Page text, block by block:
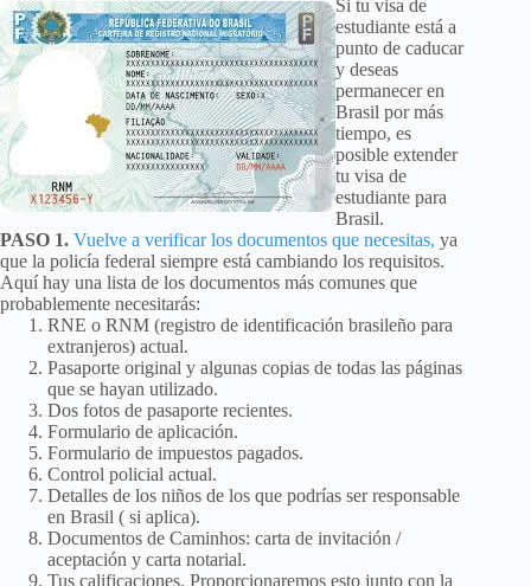
Si tu visa de
estudiante está a
punto de caducar
y deseas
permanecer en
Brasil por más
tiempo, es
posible extender
tu visa de
estudiante para
Brasil.
PASO 1. Vuelve a verificar los documentos que necesitas, ya
que la policía federal siempre está cambiando los requisitos.
Aquí hay una lista de los documentos más comunes que
probablemente necesitarás:
RNE o RNM (registro de identificación brasileño para
extranjeros) actual.
Pasaporte original y algunas copias de todas las páginas
que se hayan utilizado.
Dos fotos de pasaporte recientes.
Formulario de aplicación.
Formulario de impuestos pagados.
Control policial actual.
Detalles de los niños de los que podrías ser responsable
en Brasil ( si aplica).
Documentos de Caminhos: carta de invitación /
aceptación y carta notarial.
Tus calificaciones. Proporcionaremos esto junto con la